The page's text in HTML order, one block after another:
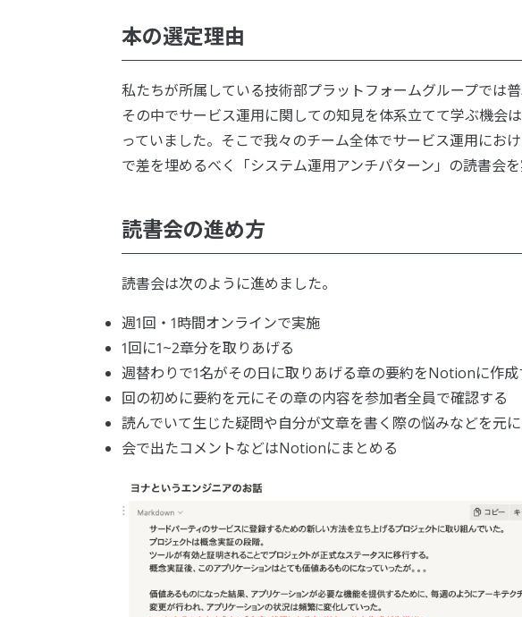
本の選定理由
私たちが所属している技術部プラットフォームグループでは
その中でサービス運用に関しての知見を体系立てて学ぶ機会
っていました。そこで我々のチーム全体でサービス運用にお
で差を埋めるべく「システム運用アンチパターン」の読書会を
読書会の進め方
読書会は次のように進めました。
週1回・1時間オンラインで実施
1回に1~2章分を取りあげる
週替わりで1名がその日に取りあげる章の要約をNotionに作成
回の初めに要約を元にその章の内容を参加者全員で確認する
読んでいて生じた疑問や自分が文章を書く際の悩みなどを元
会で出たコメントなどはNotionにまとめる